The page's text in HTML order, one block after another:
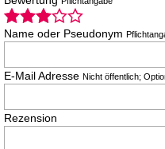
Name oder Pseudonym
E-Mail Adresse Nicht öffentlich;
Rezension